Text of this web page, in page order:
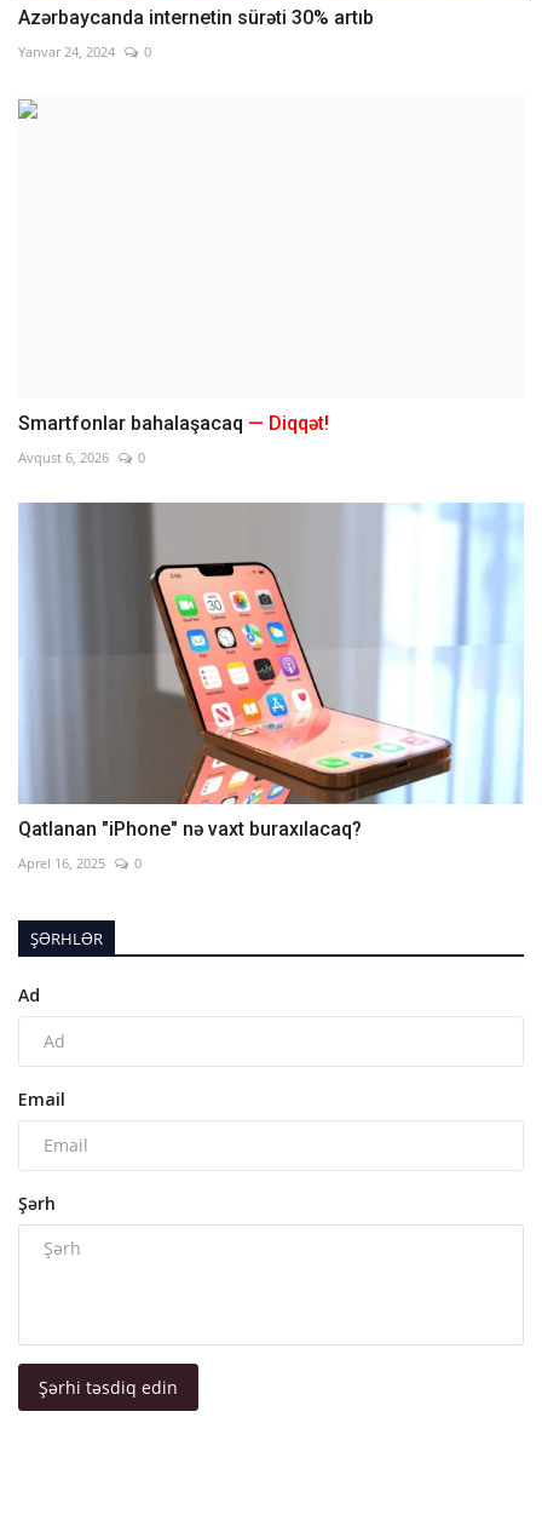
Azərbaycanda internetin sürəti 30% artıb
Yanvar 24, 2024 0
Smartfonlar bahalaşacaq — Diqqət!
Avqust 6, 2026 0
Qatlanan "iPhone" nə vaxt buraxılacaq?
Aprel 16, 2025 0
ŞƏRHLƏR
Ad
Email
Şərh
Şərhi təsdiq edin